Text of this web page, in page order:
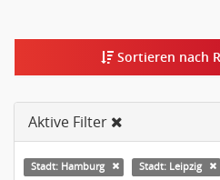
Sortieren nach
Aktive Filter
Stadt: Hamburg Stadt: Leipzig